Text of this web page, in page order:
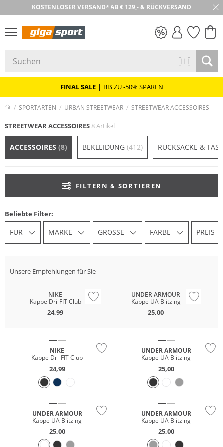
KOSTENLOSER VERSAND* AB € 129,- & RÜCKVERSAND
FINAL SALE | BIS ZU -50% SPAREN
SPORTARTEN URBAN STREETWEAR STREETWEAR ACCESSOIRES
STREETWEAR ACCESSOIRES 8 Artikel
ACCESSOIRES (8) BEKLEIDUNG (412) RUCKSÄCKE &
FILTERN & SORTIEREN
Beliebte Filter:
FÜR MARKE GRÖSSE FARBE PREIS
Unsere Empfehlungen für Sie
NIKE
Kappe Dri-FIT Club
24,99
UNDER ARMOUR
Kappe UA Blitzing
25,00
NIKE
Kappe Dri-FIT Club
24,99
UNDER ARMOUR
Kappe UA Blitzing
25,00
UNDER ARMOUR
Kappe UA Blitzing
25,00
UNDER ARMOUR
Kappe UA Blitzing
25,00